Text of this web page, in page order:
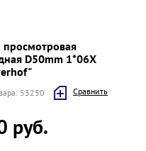
просмотровая
D50mm 1*06Х
53250 Cравнить
руб.